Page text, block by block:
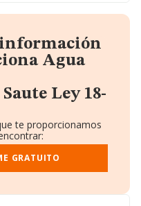
información
Agua
Ley 18-
te proporcionamos
CIF,
(BORME).
GRATUITO